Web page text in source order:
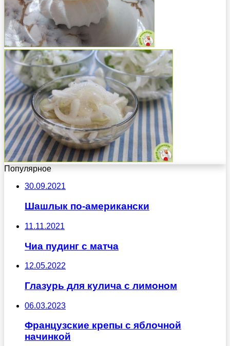
Популярное
30.09.2021
Шашлык по-американски
11.11.2021
Чиа пудинг с матча
12.05.2022
Глазурь для кулича с лимоном
06.03.2023
Французские крепы с яблочной
начинкой